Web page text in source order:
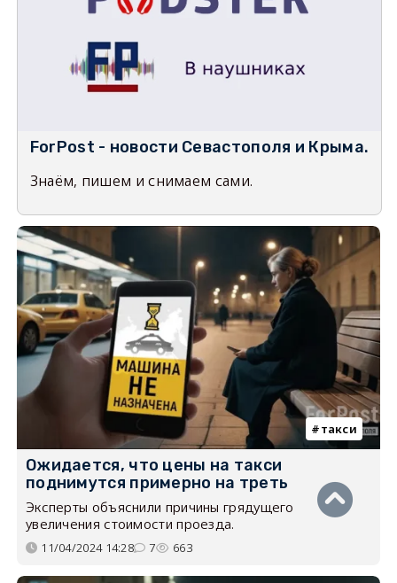
ForPost - новости Севастополя и Крыма.
Знаём, пишем и снимаем сами.
такси
Ожидается, что цены на такси
поднимутся примерно на треть
Эксперты объяснили причины грядущего
увеличения стоимости проезда.
11/04/2024 14:28 7 663